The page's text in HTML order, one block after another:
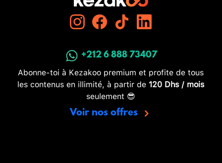
+212 6 888 73407
Abonne-toi à Kezakoo premium et profite de tous
les contenus en illimité, à partir de 120 Dhs / mois
seulement 😎
Voir nos offres